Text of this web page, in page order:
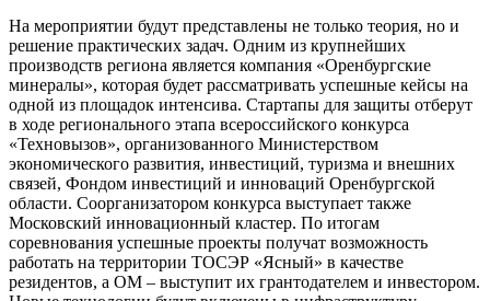
На мероприятии будут представлены не только теория, но и
решение практических задач. Одним из крупнейших
производств региона является компания «Оренбургские
минералы», которая будет рассматривать успешные кейсы на
одной из площадок интенсива. Стартапы для защиты отберут
в ходе регионального этапа всероссийского конкурса
«Техновызов», организованного Министерством
экономического развития, инвестиций, туризма и внешних
связей, Фондом инвестиций и инноваций Оренбургской
области. Соорганизатором конкурса выступает также
Московский инновационный кластер. По итогам
соревнования успешные проекты получат возможность
работать на территории ТОСЭР «Ясный» в качестве
резидентов, а ОМ – выступит их грантодателем и инвестором.